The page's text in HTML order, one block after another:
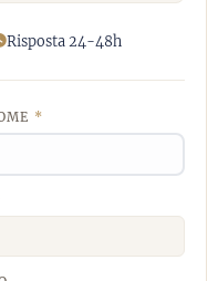
Risposta 24-48h
*